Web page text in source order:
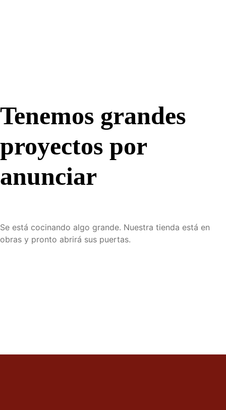
Tenemos grandes
proyectos por
anunciar
Se está cocinando algo grande. Nuestra tienda está en
obras y pronto abrirá sus puertas.